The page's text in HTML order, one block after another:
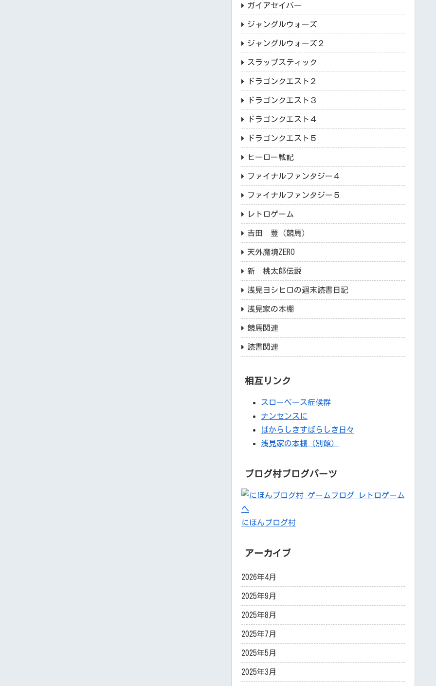
ガイアセイバー
ジャングルウォーズ
ジャングルウォーズ２
スラップスティック
ドラゴンクエスト２
ドラゴンクエスト３
ドラゴンクエスト４
ドラゴンクエスト５
ヒーロー戦記
ファイナルファンタジー４
ファイナルファンタジー５
レトロゲーム
吉田 豊（競馬）
天外魔境ZERO
新 桃太郎伝説
浅見ヨシヒロの週末読書日記
浅見家の本棚
競馬関連
読書関連
相互リンク
スローペース症候群
ナンセンスに
ばからしきすばらしき日々
浅見家の本棚（別館）
ブログ村ブログパーツ
にほんブログ村
アーカイブ
2026年4月
2025年9月
2025年8月
2025年7月
2025年5月
2025年3月